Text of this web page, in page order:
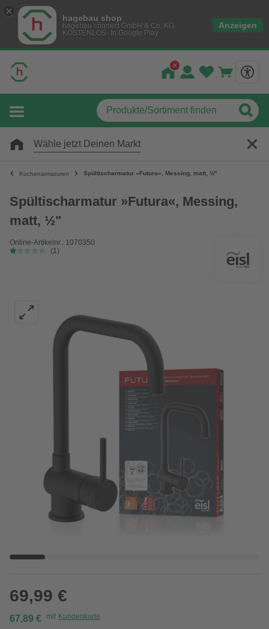
hagebau shop
hagebau connect GmbH & Co. KG
KOSTENLOS- In Google Play
Anzeigen
Wähle jetzt Deinen Markt
Küchenarmaturen Spültischarmatur »Futura«, Messing, matt, ½"
Spültischarmatur »Futura«, Messing,
matt, ½"
Online-Artikelnr.: 1070350
(1)
69,99 €
67,89 € mit Kundenkarte